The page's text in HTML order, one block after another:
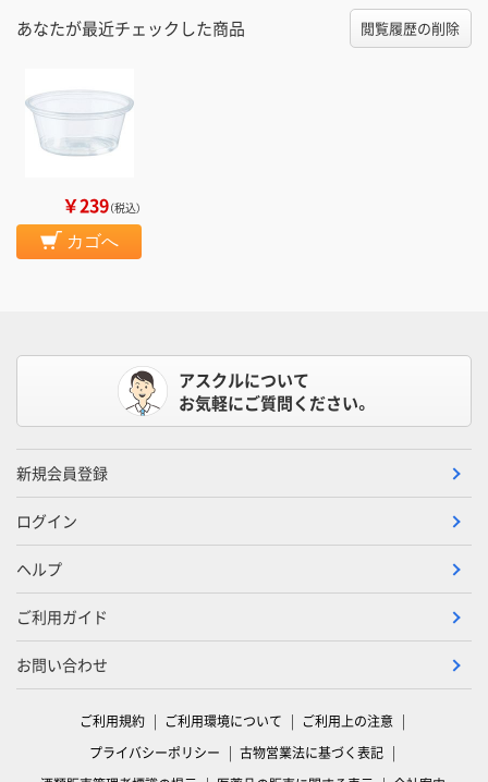
あなたが最近チェックした商品 閲覧履歴の削除
￥239（税込）
カゴへ
アスクルについて
お気軽にご質問ください。
新規会員登録
ログイン
ヘルプ
ご利用ガイド
お問い合わせ
ご利用規約 ご利用環境について
ご利用上の注意
プライバシーポリシー
古物営業法に基づく表記